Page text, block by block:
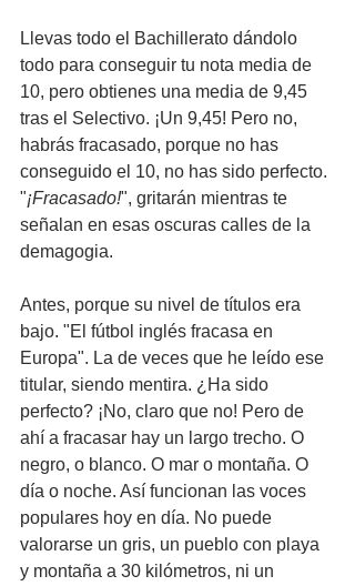
Llevas todo el Bachillerato dándolo
todo para conseguir tu nota media de
10, pero obtienes una media de 9,45
tras el Selectivo. ¡Un 9,45! Pero no,
habrás fracasado, porque no has
conseguido el 10, no has sido perfecto.
"¡Fracasado!", gritarán mientras te
señalan en esas oscuras calles de la
demagogia.
Antes, porque su nivel de títulos era
bajo. "El fútbol inglés fracasa en
Europa". La de veces que he leído ese
titular, siendo mentira. ¿Ha sido
perfecto? ¡No, claro que no! Pero de
ahí a fracasar hay un largo trecho. O
negro, o blanco. O mar o montaña. O
día o noche. Así funcionan las voces
populares hoy en día. No puede
valorarse un gris, un pueblo con playa
y montaña a 30 kilómetros, ni un